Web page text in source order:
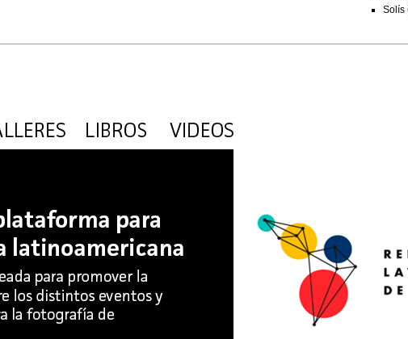
Solís